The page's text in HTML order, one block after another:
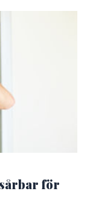
sårbar för